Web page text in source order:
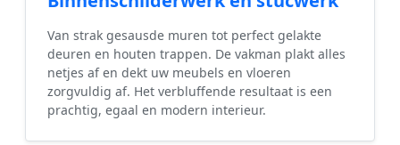
Van strak gesausde muren tot perfect gelakte
deuren en houten trappen. De vakman plakt alles
netjes af en dekt uw meubels en vloeren
zorgvuldig af. Het verbluffende resultaat is een
prachtig, egaal en modern interieur.